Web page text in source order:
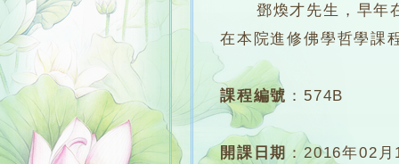
鄧煥才先生，早年在
在本院進修佛學哲學課
課程編號 ： 574B
開課日期 ：2016年02月